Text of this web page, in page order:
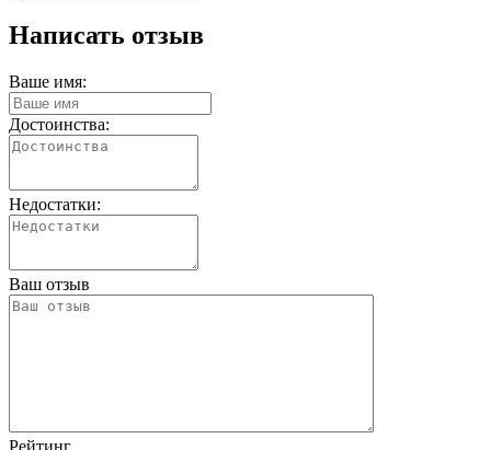
Написать отзыв
Ваше имя:
Достоинства:
Недостатки:
Ваш отзыв